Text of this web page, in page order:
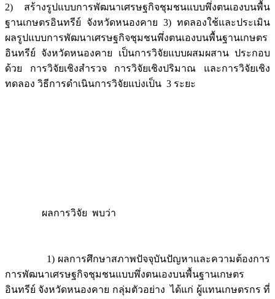
2) สร้างรูปแบบการพัฒนาเศรษฐกิจชุมชนแบบพึ่งตนเองบนพื้น
ฐานเกษตรอินทรีย์ จังหวัดหนองคาย 3) ทดลองใช้และประเมิน
ผลรูปแบบการพัฒนาเศรษฐกิจชุมชนพึ่งตนเองบนพื้นฐานเกษตร
อินทรีย์ จังหวัดหนองคาย เป็นการวิจัยแบบผสมผสาน ประกอบ
ด้วย การวิจัยเชิงสำรวจ การวิจัยเชิงปริมาณ และการวิจัยเชิง
ทดลอง วิธีการดำเนินการวิจัยแบ่งเป็น 3 ระยะ
ผลการวิจัย พบว่า
1) ผลการศึกษาสภาพปัจจุบันปัญหาและความต้องการ
การพัฒนาเศรษฐกิจชุมชนแบบพึ่งตนเองบนพื้นฐานเกษตร
อินทรีย์ จังหวัดหนองคาย กลุ่มตัวอย่าง ได้แก่ ผู้แทนเกษตรกร ที่